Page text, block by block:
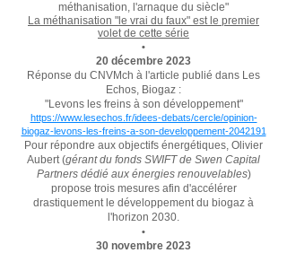
méthanisation, l'arnaque du siècle"
La méthanisation "le vrai du faux" est le premier
volet de cette série
•
20 décembre 2023
Réponse du CNVMch à l'article publié dans Les
Echos, Biogaz :
"Levons les freins à son développement"
https://www.lesechos.fr/idees-debats/cercle/opinion-
biogaz-levons-les-freins-a-son-developpement-2042191
Pour répondre aux objectifs énergétiques, Olivier
Aubert (gérant du fonds SWIFT de Swen Capital
Partners dédié aux énergies renouvelables)
propose trois mesures afin d'accélérer
drastiquement le développement du biogaz à
l'horizon 2030.
•
30 novembre 2023